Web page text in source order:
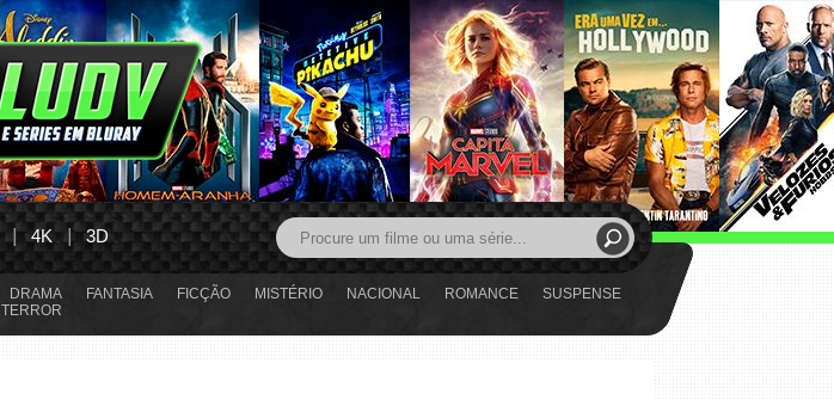
4K 3D
DRAMA FANTASIA FICÇÃO MISTÉRIO NACIONAL ROMANCE
SUSPENSE
TERROR